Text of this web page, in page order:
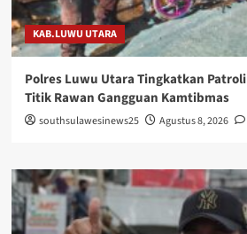
KAB.LUWU UTARA
Polres Luwu Utara Tingkatkan Patroli
Titik Rawan Gangguan Kamtibmas
southsulawesinews25 Agustus 8, 2026